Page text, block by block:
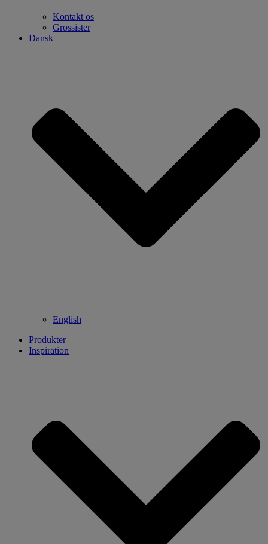
Kontakt os
Grossister
Dansk
English
Produkter
Inspiration